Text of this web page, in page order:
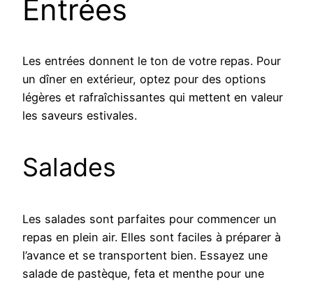
Entrées
Les entrées donnent le ton de votre repas. Pour
un dîner en extérieur, optez pour des options
légères et rafraîchissantes qui mettent en valeur
les saveurs estivales.
Salades
Les salades sont parfaites pour commencer un
repas en plein air. Elles sont faciles à préparer à
l’avance et se transportent bien. Essayez une
salade de pastèque, feta et menthe pour une